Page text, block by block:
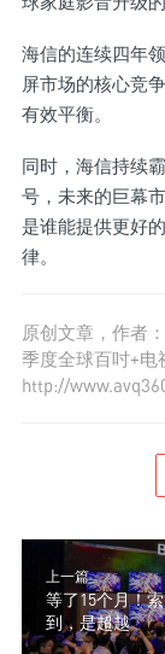
海信的连续四年
屏市场的核心竞
有效平衡。
同时，海信持续
号，未来的巨幕
是谁能提供更好
律。
原创文章，作者：
季度全球百吋+电
http://
上一篇
等了15个月！
到，是超越